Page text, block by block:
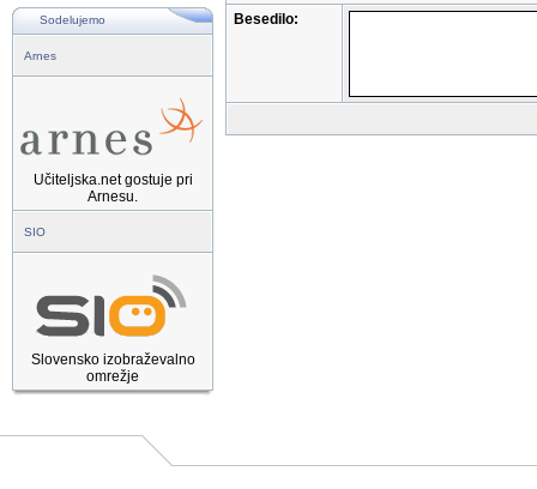
Sodelujemo
Arnes
Učiteljska.net gostuje pri
Arnesu.
SIO
Slovensko izobraževalno
omrežje
Besedilo: